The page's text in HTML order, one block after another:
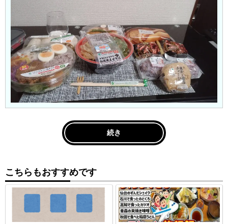
続き
こちらもおすすめです